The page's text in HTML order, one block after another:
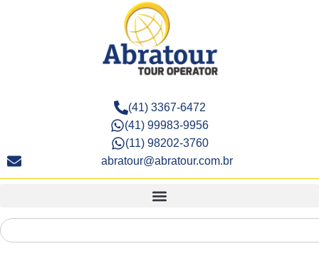
(41) 3367-6472
(41) 99983-9956
(11) 98202-3760
abratour@abratour.com.br